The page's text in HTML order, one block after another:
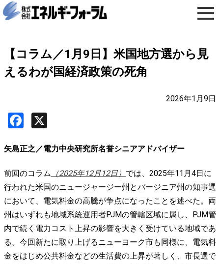
【コラム／1月9日】米国地方選から見
えるわが国経済政策の死角
2026年1月9日
Facebook
矢島正之／電力中央研究所名誉シニアアドバイザー
前回のコラム （2025年12月12日） では、2025年11月4日に
行われた米国のニュージャージー州とバージニア州の知事選
において、電気料金の高騰が争点になったことを述べた。両
州はいずれも地域系統運用者PJMの管轄区域に属し、PJM管
内で続く電力コスト上昇の影響を大きく受けている地域であ
る。今回新たに取り上げるニューヨーク市も同様に、電気料
金をはじめ公共料金などの生活費の上昇が著しく、市長選で